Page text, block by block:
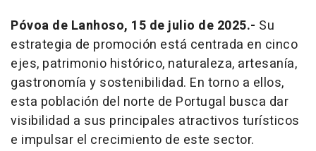
Póvoa de Lanhoso, 15 de julio de 2025.- Su
estrategia de promoción está centrada en cinco
ejes, patrimonio histórico, naturaleza, artesanía,
gastronomía y sostenibilidad. En torno a ellos,
esta población del norte de Portugal busca dar
visibilidad a sus principales atractivos turísticos
e impulsar el crecimiento de este sector.